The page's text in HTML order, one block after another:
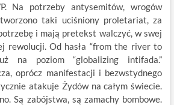
Na potrzeby antysemitów, wrogów
taki uciśniony proletariat, za
i mają pretekst walczyć, w swej
rewolucji. Od hasła “from the river to
na poziom “globalizing intifada.”
oprócz manifestacji i bezwstydnego
atakuje Żydów na całym świecie.
Są zabójstwa, są zamachy bombowe.